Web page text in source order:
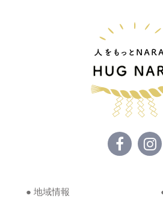
● 地域情報